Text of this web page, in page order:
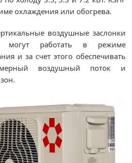
охлаждения или обогрева.
воздушные заслонки
могут работать в режиме
и за счет этого обеспечивать
воздушный поток и